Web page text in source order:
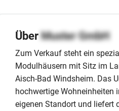
ÜberMuster GmbH
Zum Verkauf steht ein
Modulhäusern mit Sitz im
Aisch-Bad Windsheim. Das
hochwertige Wohneinheiten
eigenen Standort und liefert